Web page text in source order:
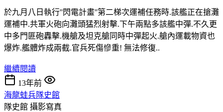
於九月八日執行''閃電計畫''第二梯次運補任務時.該艦正在搶灘
運補中.共軍火砲向灘頭猛烈射擊.下午兩點多該艦中彈.不久更
中多門匪砲轟擊.機艙及坦克艙同時中彈起火.艙內運載物資也
爆炸.艦體炸成兩截.官兵死傷慘重! 無法修復..
繼續閱讀
13年前
海龍蛙兵隊史館
隊史館 攝影寫真